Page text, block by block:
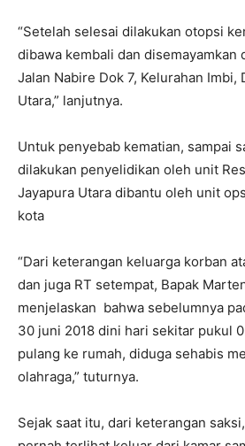
“Setelah selesai dilakukan otopsi
dibawa kembali dan disemayamkan
Jalan Nabire Dok 7, Kelurahan Imbi,
Utara,” lanjutnya.
Untuk penyebab kematian, sampai
dilakukan penyelidikan oleh unit
Jayapura Utara dibantu oleh unit
kota
“Dari keterangan keluarga korban
dan juga RT setempat, Bapak
menjelaskan bahwa sebelumnya
30 juni 2018 dini hari sekitar pukul
pulang ke rumah, diduga sehabis
olahraga,” tuturnya.
Sejak saat itu, dari keterangan